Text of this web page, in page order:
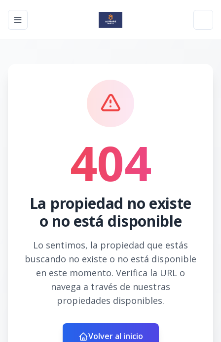
Toggle navigation menu
404
La propiedad no existe
o no está disponible
Lo sentimos, la propiedad que estás
buscando no existe o no está disponible
en este momento. Verifica la URL o
navega a través de nuestras
propiedades disponibles.
Volver al inicio